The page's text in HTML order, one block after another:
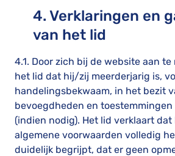
4. Verklaringen en
van het lid
4.1. Door zich bij de website aan
het lid dat hij/zij meerderjarig is,
handelingsbekwaam, in het bezit
bevoegdheden en
(indien nodig). Het lid verklaart
algemene voorwaarden volledig
duidelijk begrijpt, dat er geen